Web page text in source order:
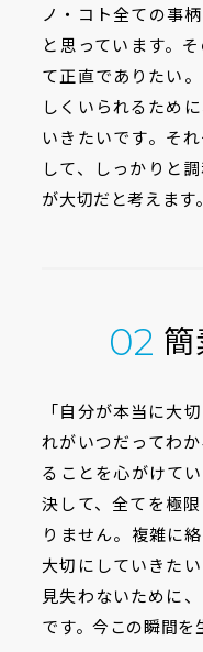
ノ・コト全ての事
と思っています。
て正直でありたい
しくいられるため
いきたいです。そ
して、しっかりと
が大切だと考えます。
02
「自分が本当に大
れがいつだってわ
ることを心がけて
決して、全てを極
りません。複雑に
大切にしていきた
見失わないために
です。今この瞬間を